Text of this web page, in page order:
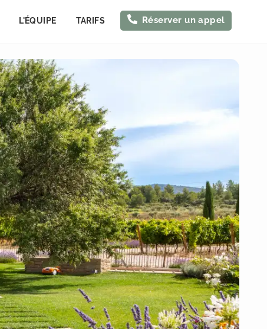
L'ÉQUIPE TARIFS Réserver un appel